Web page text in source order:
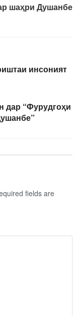
шаҳри Душанбе
инсоният
дар “Фурудгоҳи
fields are